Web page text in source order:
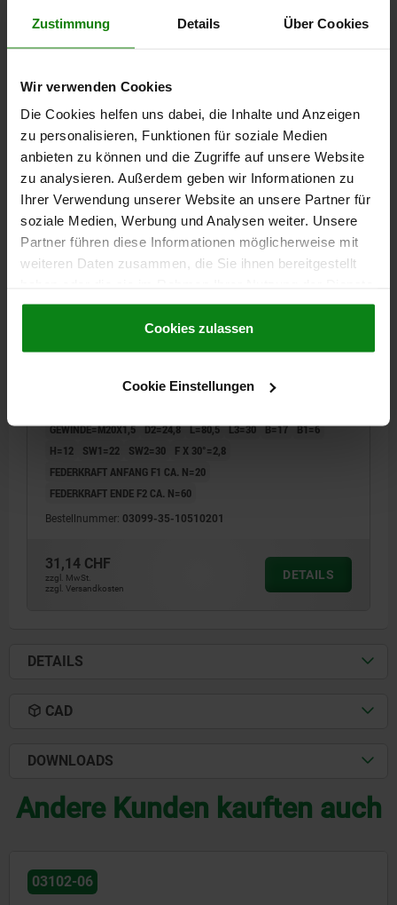
Zustimmung Details Über Cookies
Wir verwenden Cookies
Die Cookies helfen uns dabei, die Inhalte und Anzeigen
zu personalisieren, Funktionen für soziale Medien
anbieten zu können und die Zugriffe auf unsere Website
zu analysieren. Außerdem geben wir Informationen zu
Ihrer Verwendung unserer Website an unsere Partner für
soziale Medien, Werbung und Analysen weiter. Unsere
Partner führen diese Informationen möglicherweise mit
weiteren Daten zusammen, die Sie ihnen bereitgestellt
gesammelt haben.Cookie Richtlinien
Datenschutz|AGB
Cookies zulassen
Cookie Einstellungen
FEDERKRAFT ANFANG F1 CA. N=15
25,05 CHF
zzgl. Versandkosten
DETAILS
03099-35 B
FORM:B OHNE KAPPE, MIT MUTTER, EDELSTAHL
GEWINDE=M20X1,5 D2=24,8 L=80,5 L3=30 B=17 B1=6
H=12
SW1=22 SW2=30
F X 30°=2,8
FEDERKRAFT ANFANG F1 CA. N=20
FEDERKRAFT ENDE F2 CA. N=60
Bestellnummer: 03099-35-10510201
31,14 CHF
zzgl. MwSt.
zzgl. Versandkosten
DETAILS
DETAILS
CAD
DOWNLOADS
Andere Kunden kauften auch